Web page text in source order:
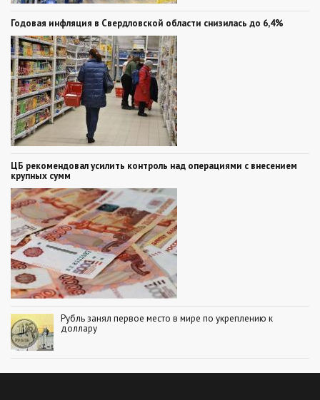
Годовая инфляция в Свердловской области снизилась до 6,4%
ЦБ рекомендовал усилить контроль над операциями с внесением
крупных сумм
Рубль занял первое место в мире по укреплению к
доллару